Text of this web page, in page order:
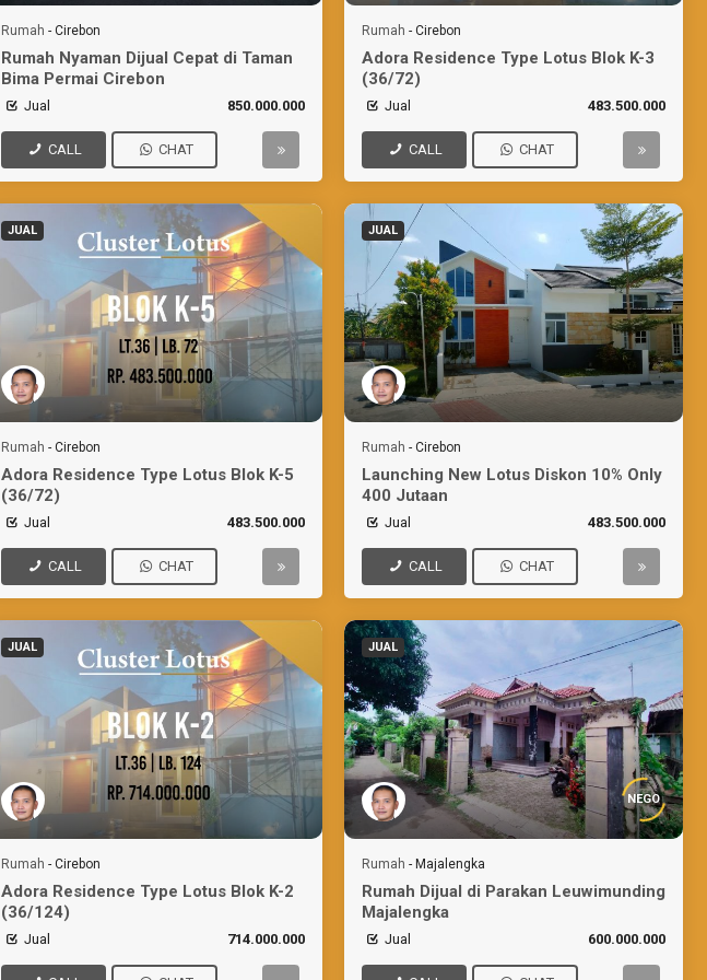
Rumah - Cirebon
Rumah Nyaman Dijual Cepat di Taman
Bima Permai Cirebon
Jual 850.000.000
CALL CHAT
Rumah - Cirebon
Adora Residence Type Lotus Blok K-3
(36/72)
Jual 483.500.000
CALL CHAT
JUAL
Rumah - Cirebon
Adora Residence Type Lotus Blok K-5
(36/72)
Jual 483.500.000
CALL CHAT
JUAL
Rumah - Cirebon
Launching New Lotus Diskon 10% Only
400 Jutaan
Jual 483.500.000
CALL CHAT
JUAL
Rumah - Cirebon
Adora Residence Type Lotus Blok K-2
(36/124)
Jual 714.000.000
JUAL
NEGO
Rumah - Majalengka
Rumah Dijual di Parakan Leuwimunding
Majalengka
Jual 600.000.000